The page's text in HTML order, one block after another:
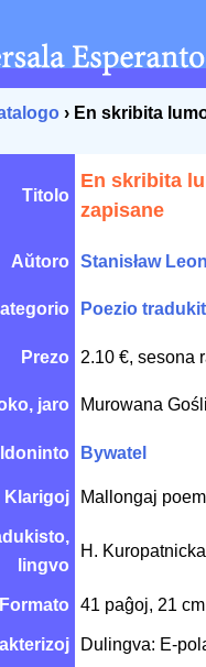
› En skribita
Titolo
En skribita
zapisane
Aŭtoro Stanisław
Poezio
Prezo 2.10 €, sesona
jaro Murowana
Bywatel
Klarigoj Mallongaj
lingvo
H.
Formato 41 paĝoj, 21
Dulingva: E-